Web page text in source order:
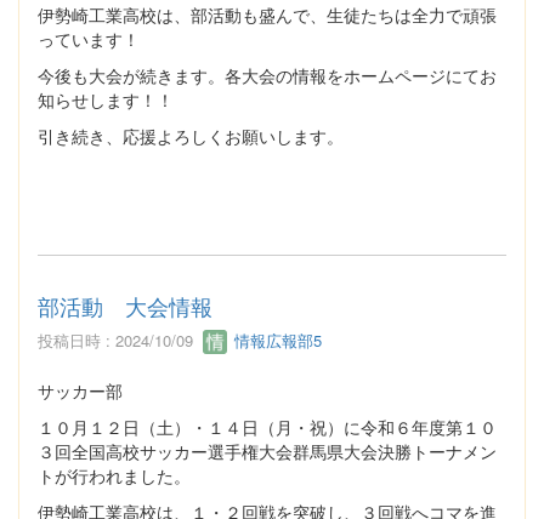
伊勢崎工業高校は、部活動も盛んで、生徒たちは全力で頑張
っています！
今後も大会が続きます。各大会の情報をホームページにてお
知らせします！！
引き続き、応援よろしくお願いします。
部活動 大会情報
投稿日時 : 2024/10/09 情報広報部5
サッカー部
１０月１２日（土）・１４日（月・祝）に令和６年度第１０
３回全国高校サッカー選手権大会群馬県大会決勝トーナメン
トが行われました。
伊勢崎工業高校は、１・２回戦を突破し、３回戦へコマを進